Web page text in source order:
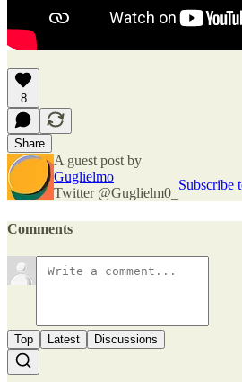
8
Share
A guest post by
Guglielmo
Twitter @Guglielm0_
Subscribe
Comments
Top Latest Discussions